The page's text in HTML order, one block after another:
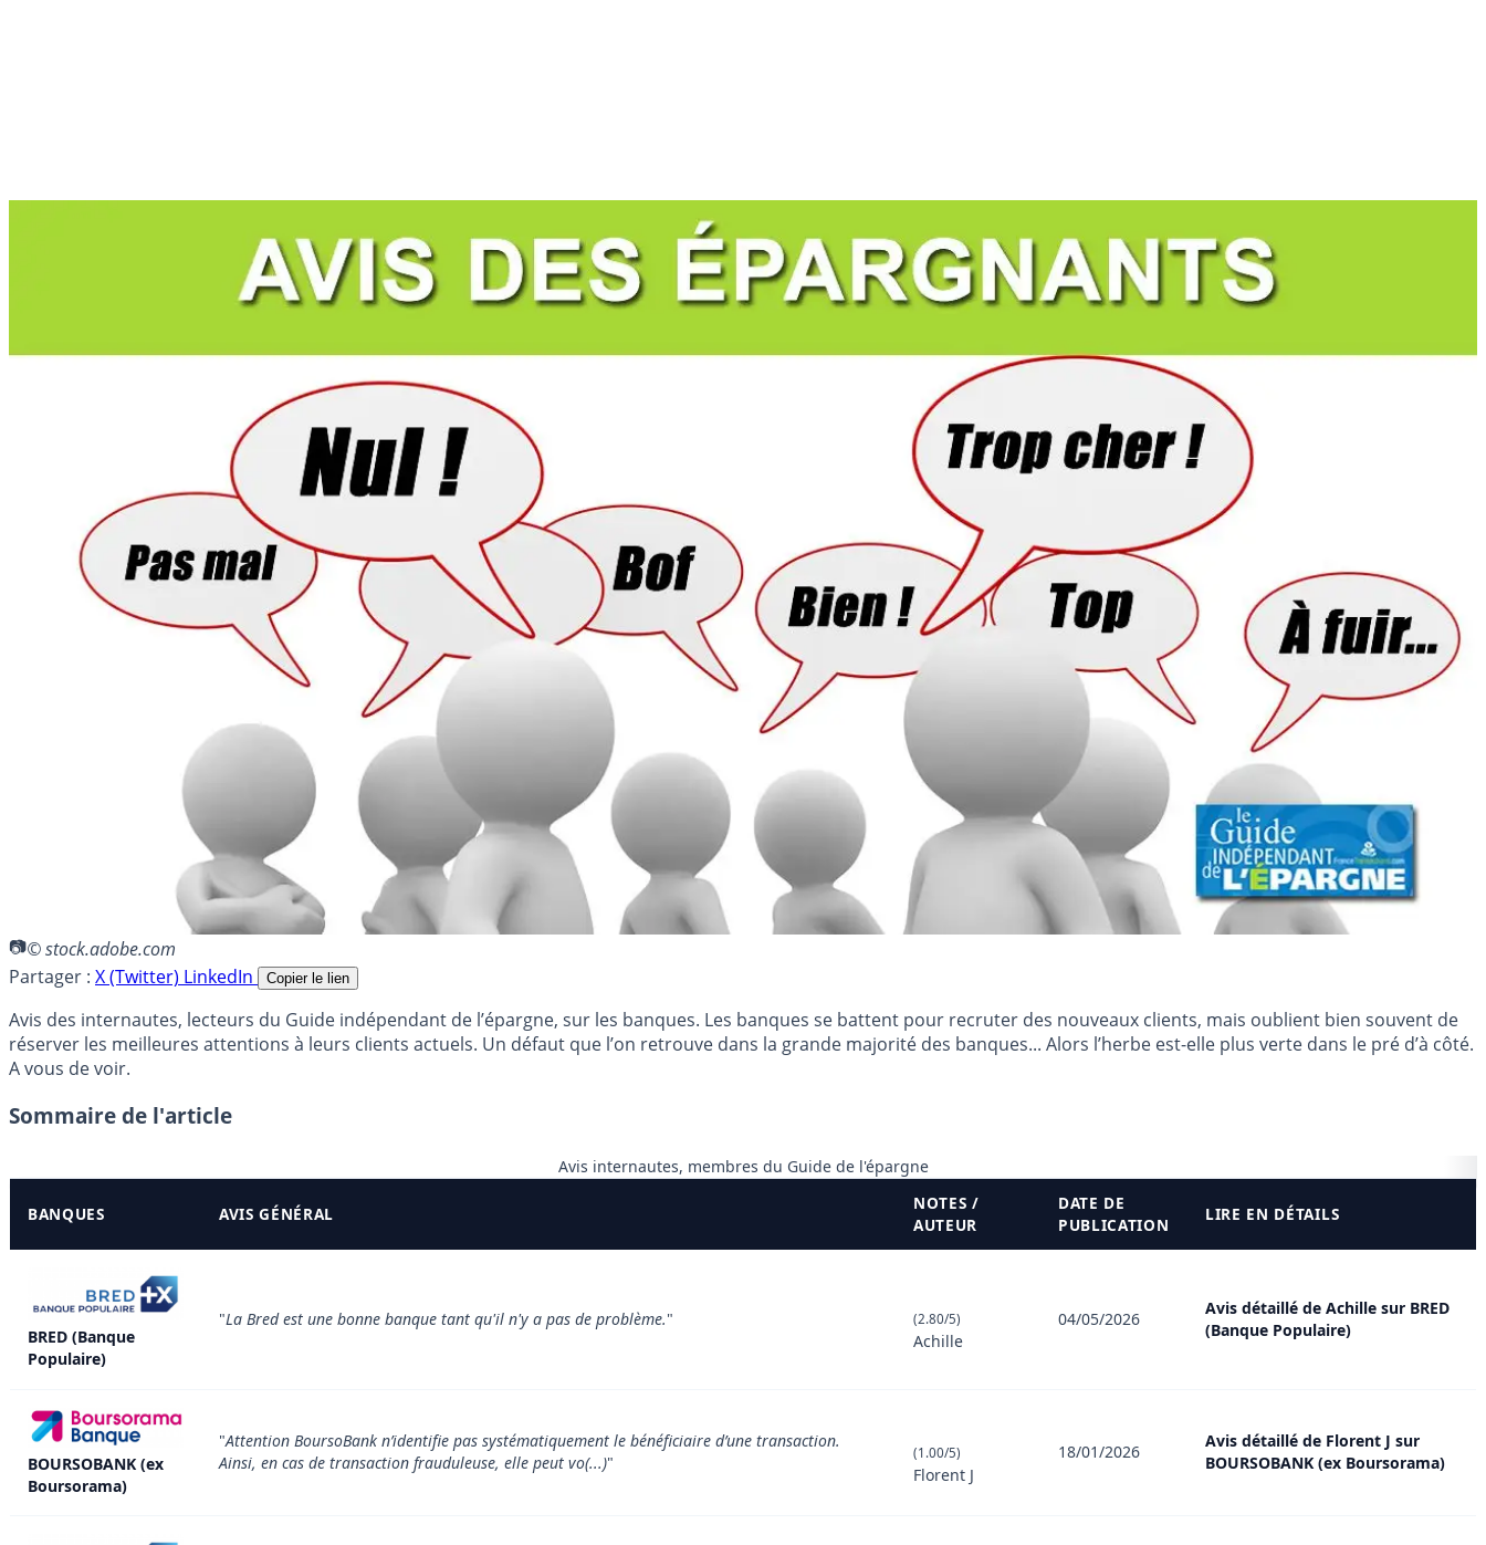
© stock.adobe.com
Partager : X (Twitter) LinkedIn Copier le lien
Avis des internautes, lecteurs du Guide indépendant de l’épargne, sur les banques. Les banques se battent pour recruter des nouveaux clients, mais oublient bien souvent de
réserver les meilleures attentions à leurs clients actuels. Un défaut que l’on retrouve dans la grande majorité des banques... Alors l’herbe est-elle plus verte dans le pré d’à côté.
A vous de voir.
Sommaire de l'article
Avis internautes, membres du Guide de l'épargne
BANQUES AVIS GÉNÉRAL
NOTES /
AUTEUR
DATE DE
PUBLICATION
LIRE EN DÉTAILS
BRED (Banque
Populaire)
"La Bred est une bonne banque tant qu'il n'y a pas de problème." (2.80/5)
Achille
04/05/2026
Avis détaillé de Achille sur BRED
(Banque Populaire)
BOURSOBANK (ex
Boursorama)
"Attention BoursoBank n’identifie pas systématiquement le bénéficiaire d’une transaction.
Ainsi, en cas de transaction frauduleuse, elle peut vo(...)" (1.00/5)
Florent J
18/01/2026
Avis détaillé de Florent J sur
BOURSOBANK (ex Boursorama)